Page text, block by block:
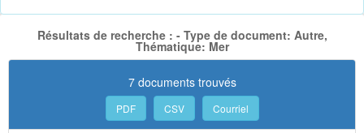
Résultats de recherche : - Type de document: Autre,
Thématique: Mer
7 documents trouvés
PDF CSV Courriel